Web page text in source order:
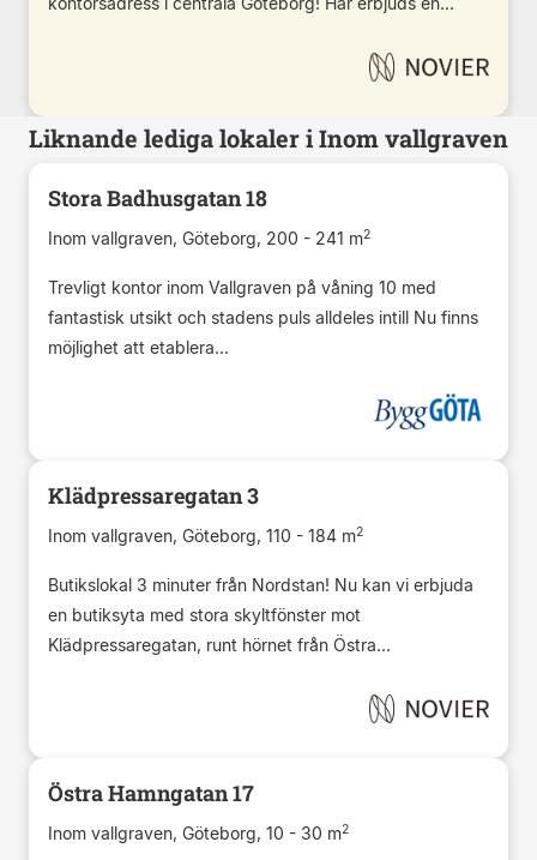
Liknande lediga lokaler i Inom vallgraven
Stora Badhusgatan 18
Inom vallgraven, Göteborg, 200 - 241 m2
Trevligt kontor inom Vallgraven på våning 10 med
fantastisk utsikt och stadens puls alldeles intill Nu finns
möjlighet att etablera...
Klädpressaregatan 3
Inom vallgraven, Göteborg, 110 - 184 m2
Butikslokal 3 minuter från Nordstan! Nu kan vi erbjuda
en butiksyta med stora skyltfönster mot
Klädpressaregatan, runt hörnet från Östra...
Östra Hamngatan 17
Inom vallgraven, Göteborg, 10 - 30 m2